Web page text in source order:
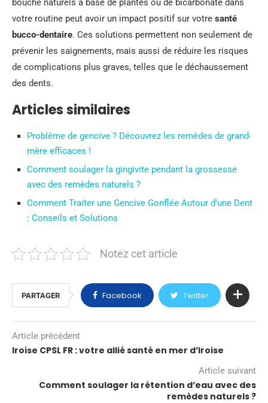
bouche naturels à base de plantes ou de bicarbonate dans
votre routine peut avoir un impact positif sur votre santé
bucco-dentaire. Ces solutions permettent non seulement de
prévenir les saignements, mais aussi de réduire les risques
de complications plus graves, telles que le déchaussement
des dents.
Articles similaires
Problème de gencive ? Découvrez les remèdes de grand-
mère efficaces !
Comment soulager la gingivite pendant la grossesse
avec des remèdes naturels ?
Comment Traiter une Gencive Gonflée Autour d’une Dent
: Conseils et Solutions
Notez cet article
PARTAGER Facebook Twitter
Article précédent
Iroise CPSL FR : votre allié santé en mer d’Iroise
Article suivant
Comment soulager la rétention d’eau avec des
remèdes naturels ?